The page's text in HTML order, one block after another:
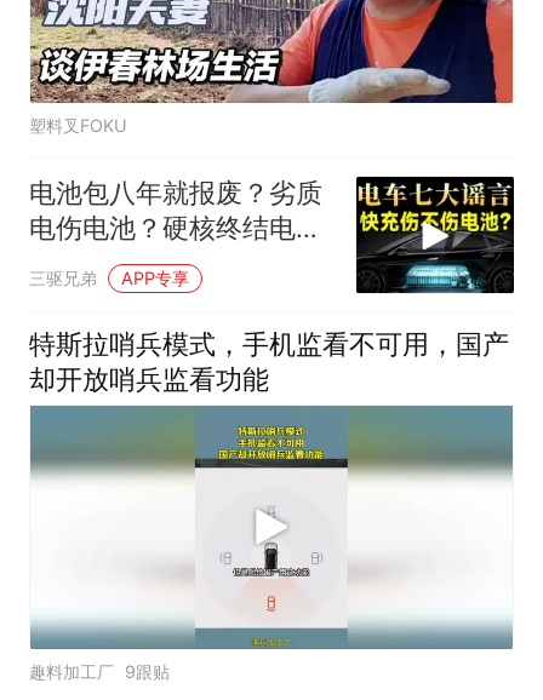
塑料叉FOKU
电池包八年就报废？劣质
电伤电池？硬核终结电车
七大谣言
三驱兄弟 APP专享
特斯拉哨兵模式，手机监看不可用，国产
却开放哨兵监看功能
趣料加工厂 9跟贴